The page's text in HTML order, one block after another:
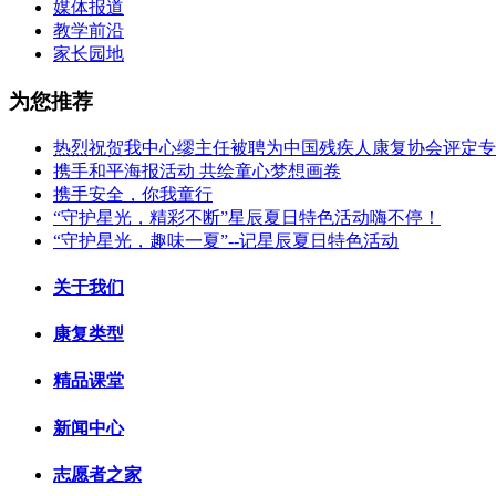
媒体报道
教学前沿
家长园地
为您推荐
热烈祝贺我中心缪主任被聘为中国残疾人康复协会评定
携手和平海报活动 共绘童心梦想画卷
携手安全，你我童行
“守护星光，精彩不断”星辰夏日特色活动嗨不停！
“守护星光，趣味一夏”--记星辰夏日特色活动
关于我们
康复类型
精品课堂
新闻中心
志愿者之家